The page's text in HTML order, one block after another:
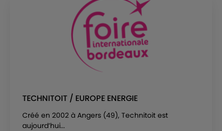
TECHNITOIT / EUROPE ENERGIE
Créé en 2002 à Angers (49), Technitoit est
aujourd’hui...